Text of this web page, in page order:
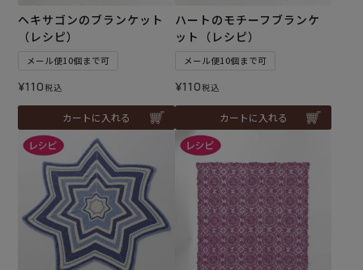
ヘキサゴンのブランケット
（レシピ）
メール便10個まで可
¥110税込
カートに入れる
ハートのモチーフブランケ
ット（レシピ）
メール便10個まで可
¥110税込
カートに入れる